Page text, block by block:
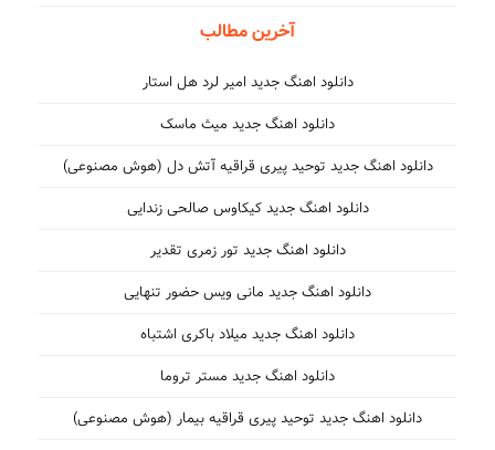
آخرین مطالب
دانلود اهنگ جدید امیر لرد هل استار
دانلود اهنگ جدید میث ماسک
دانلود اهنگ جدید توحید پیری قراقیه آتش دل (هوش مصنوعی)
دانلود اهنگ جدید کیکاوس صالحی زندایی
دانلود اهنگ جدید تور زمری تقدیر
دانلود اهنگ جدید مانی ویس حضور تنهایی
دانلود اهنگ جدید میلاد باکری اشتباه
دانلود اهنگ جدید مستر تروما
دانلود اهنگ جدید توحید پیری قراقیه بیمار (هوش مصنوعی)